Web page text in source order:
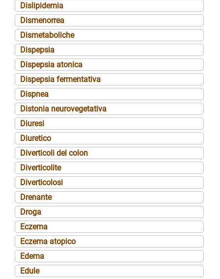
Dislipidemia
Dismenorrea
Dismetaboliche
Dispepsia
Dispepsia atonica
Dispepsia fermentativa
Dispnea
Distonia neurovegetativa
Diuresi
Diuretico
Diverticoli del colon
Diverticolite
Diverticolosi
Drenante
Droga
Eczema
Eczema atopico
Edema
Edule